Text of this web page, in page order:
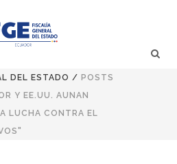
DEL ESTADO / POSTS
Y EE.UU. AUNAN
LUCHA CONTRA EL